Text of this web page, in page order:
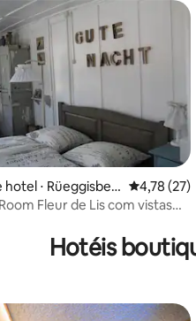
média de 5, 6 avaliações
⋅ Rüeggisber
4,78 de
4,78 (27)
Fleur de Lis com vistas
Hotéis